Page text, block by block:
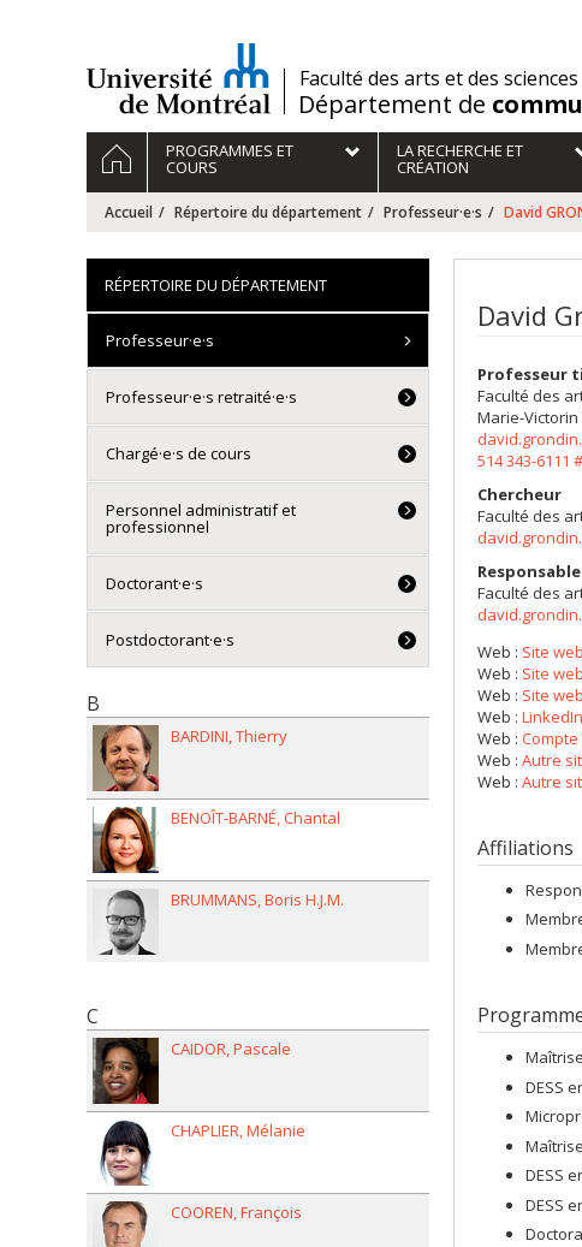
/Faculté des arts et des sciences
Département de
Navigation
principale
ACCUEILPROGRAMMES ET
COURS
LA RECHERCHE ET
CRÉATION
Accueil Répertoire du département Professeur·e·s David
David
Professeur
Faculté des
Marie-Victorin
514 343-6111
Chercheur
Faculté des
Faculté des
Web : Site
Web : Site
Web : Site
Web : LinkedIn
Web :
Web : Autre
Web : Autre
Affiliations
DESS
DESS
DESS
RÉPERTOIRE DU DÉPARTEMENT
Professeur·e·s
Professeur·e·s retraité·e·s
Chargé·e·s de cours
Personnel administratif et
professionnel
Doctorant·e·s
Postdoctorant·e·s
B
BARDINI Thierry
BENOÎT-BARNÉ Chantal
BRUMMANS Boris H.J.M.
C
CAIDOR Pascale
CHAPLIER Mélanie
COOREN François